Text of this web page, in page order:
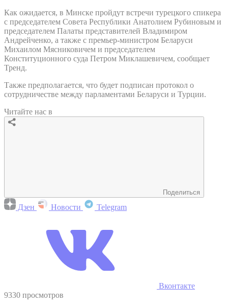
Как ожидается, в Минске пройдут встречи турецкого спикера
с председателем Совета Республики Анатолием Рубиновым и
председателем Палаты представителей Владимиром
Андрейченко, а также с премьер-министром Беларуси
Михаилом Мясниковичем и председателем
Конституционного суда Петром Миклашевичем, сообщает
Тренд.
Также предполагается, что будет подписан протокол о
сотрудничестве между парламентами Беларуси и Турции.
Читайте нас в
Поделиться
Дзен Новости Telegram
Вконтакте
9330 просмотров